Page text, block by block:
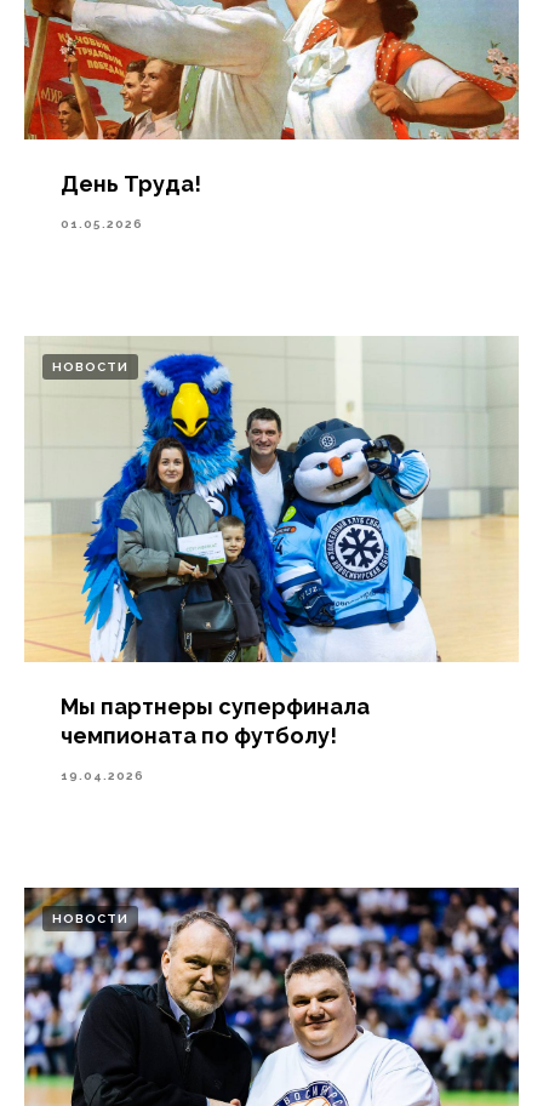
День Труда!
01.05.2026
НОВОСТИ
Мы партнеры суперфинала
чемпионата по футболу!
19.04.2026
НОВОСТИ